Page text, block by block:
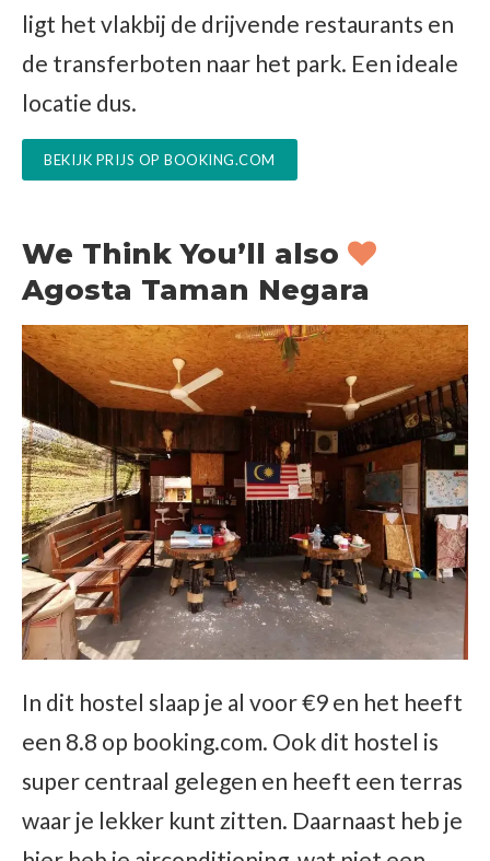
ligt het vlakbij de drijvende restaurants en
de transferboten naar het park. Een ideale
locatie dus.
BEKIJK PRIJS OP BOOKING.COM
We Think You’ll also
Agosta Taman Negara
In dit hostel slaap je al voor €9 en het heeft
een 8.8 op booking.com. Ook dit hostel is
super centraal gelegen en heeft een terras
waar je lekker kunt zitten. Daarnaast heb je